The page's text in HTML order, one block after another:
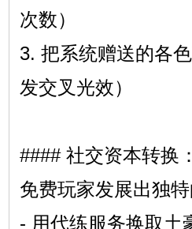
次数）
3. 把系统赠送的各
发交叉光效）
#### 社交资本转换
免费玩家发展出独
- 用代练服务换取土